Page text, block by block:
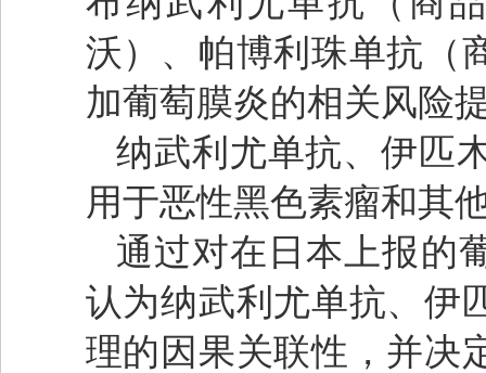
沃）、帕博利珠单抗（
加葡萄膜炎的相关风险
纳武利尤单抗、伊匹
用于恶性黑色素瘤和其
通过对在日本上报的
认为纳武利尤单抗、伊
理的因果关联性，并决